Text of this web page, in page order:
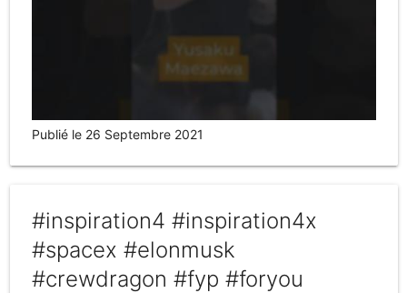
Publié le 26 Septembre 2021
#inspiration4 #inspiration4x
#spacex #elonmusk
#crewdragon #fyp #foryou